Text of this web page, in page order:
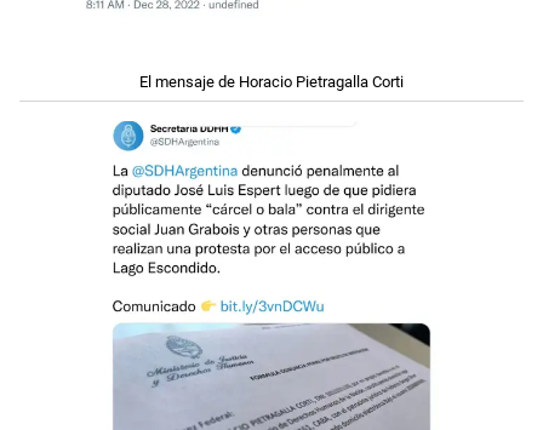
El mensaje de Horacio Pietragalla Corti